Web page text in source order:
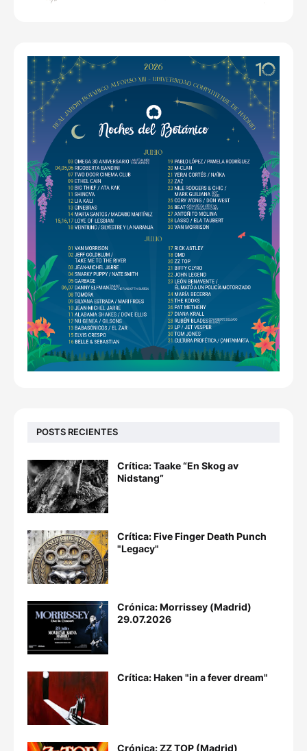
POSTS RECIENTES
Crítica: Taake “En Skog av
Nidstang”
Crítica: Five Finger Death Punch
"Legacy"
Crónica: Morrissey (Madrid)
29.07.2026
Crítica: Haken "in a fever dream"
Crónica: ZZ TOP (Madrid)